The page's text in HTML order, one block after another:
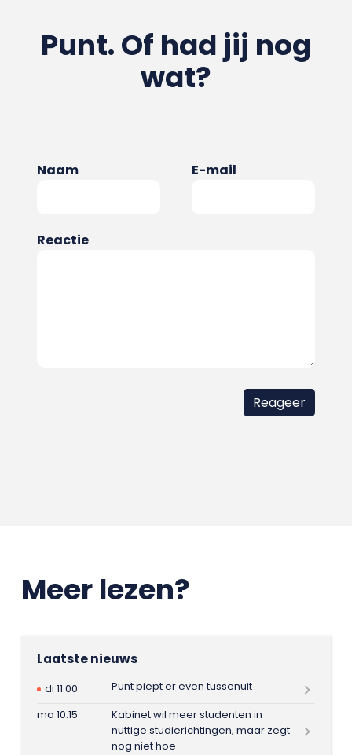
Punt. Of had jij nog
wat?
Naam E-mail
Reactie
Meer lezen?
Laatste nieuws
di 11:00
Punt piept er even tussenuit
ma 10:15
Kabinet wil meer studenten in
nuttige studierichtingen, maar zegt
nog niet hoe